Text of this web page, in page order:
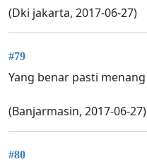
(Dki jakarta, 2017-06-27)
#79
Yang benar pasti menang
(Banjarmasin, 2017-06-27)
#80